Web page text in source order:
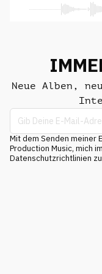
Neue Alben,
Mit dem Senden meiner
Production Music, mich
Datenschutzrichtlinien